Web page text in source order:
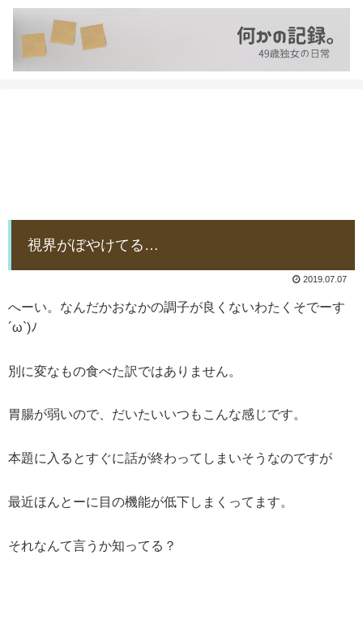
視界がぼやけてる…
2019.07.07
へーい。なんだかおなかの調子が良くないわたくそでーす
´ω`)ﾉ
別に変なもの食べた訳ではありません。
胃腸が弱いので、だいたいいつもこんな感じです。
本題に入るとすぐに話が終わってしまいそうなのですが
最近ほんとーに目の機能が低下しまくってます。
それなんて言うか知ってる？